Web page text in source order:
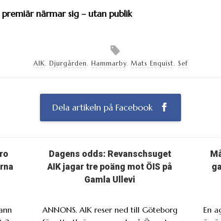
premiär närmar sig – utan publik
AIK, Djurgården, Hammarby, Mats Enquist, Sef
Dela artikeln på Facebook
Dagens odds: Revanschsuget
AIK jagar tre poäng mot ÖIS på
Gamla Ullevi
ANNONS. AIK reser ned till Göteborg
En